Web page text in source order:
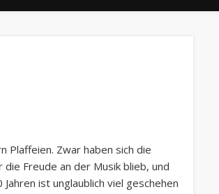
Plaffeien. Zwar haben sich die
Freude an der Musik blieb, und
ist unglaublich viel geschehen